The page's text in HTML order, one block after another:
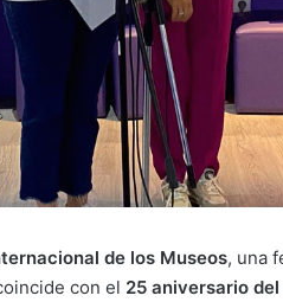
de los Museos, una
con el 25 aniversario